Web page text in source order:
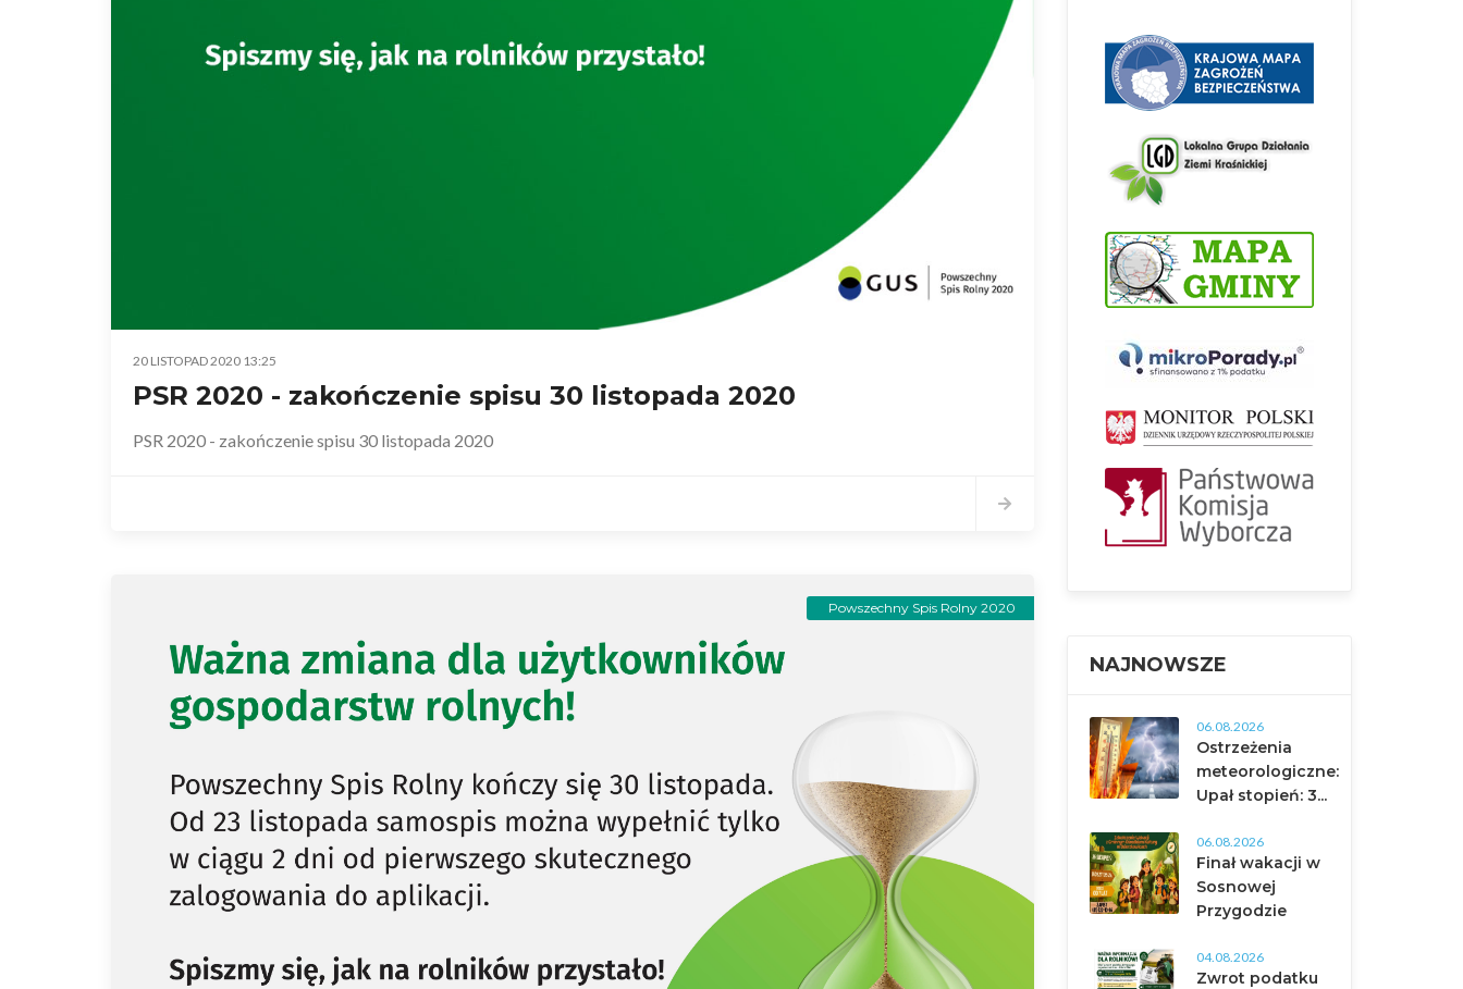
20 LISTOPAD 2020 13:25
PSR 2020 - zakończenie spisu 30 listopada 2020
PSR 2020 - zakończenie spisu 30 listopada 2020
Powszechny Spis Rolny 2020
NAJNOWSZE
06.08.2026
Ostrzeżenia
meteorologiczne:
Upał stopień: 3...
06.08.2026
Finał wakacji w
Sosnowej
Przygodzie
04.08.2026
Zwrot podatku